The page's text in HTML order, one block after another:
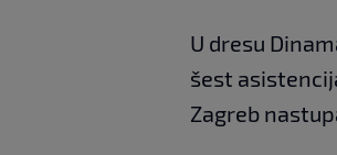
U dresu
šest
Zagreb